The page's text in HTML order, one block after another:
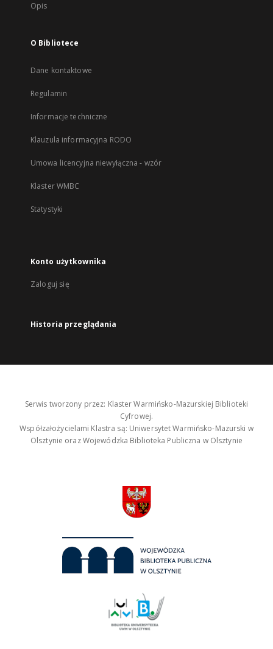
Opis
O Bibliotece
Dane kontaktowe
Regulamin
Informacje techniczne
Klauzula informacyjna RODO
Umowa licencyjna niewyłączna - wzór
Klaster WMBC
Statystyki
Konto użytkownika
Zaloguj się
Historia przeglądania
Serwis tworzony przez: Klaster Warmińsko-Mazurskiej Biblioteki
Cyfrowej.
Współzałożycielami Klastra są: Uniwersytet Warmińsko-Mazurski w
Olsztynie oraz Wojewódzka Biblioteka Publiczna w Olsztynie